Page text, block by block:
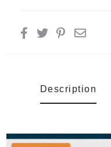
SHARE
Description